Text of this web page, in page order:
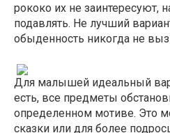
рококо их не заинтересуют,
подавлять. Не лучший
обыденность никогда не
Для малышей идеальный
есть, все предметы
определенном мотиве. Это
сказки или для более